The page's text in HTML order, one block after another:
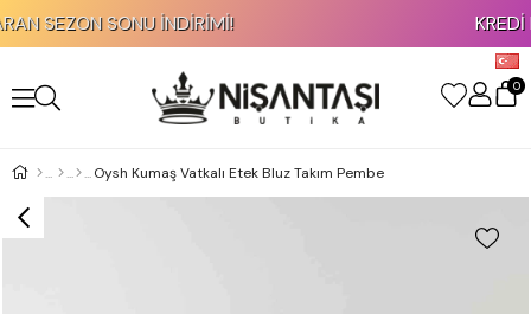
SONU İNDİRİMİ! KREDİ
0
Oysh Kumaş Vatkalı Etek Bluz Takım Pembe